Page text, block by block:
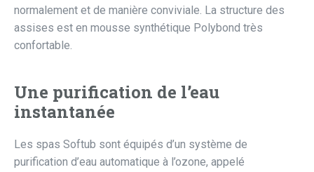
normalement et de manière conviviale. La structure des
assises est en mousse synthétique Polybond très
confortable.
Une purification de l’eau
instantanée
Les spas Softub sont équipés d’un système de
purification d’eau automatique à l’ozone, appelé